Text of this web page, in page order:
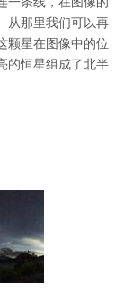
从那里我们可以再
星在图像中的位
的恒星组成了北半
4.0 国际 (CC BY